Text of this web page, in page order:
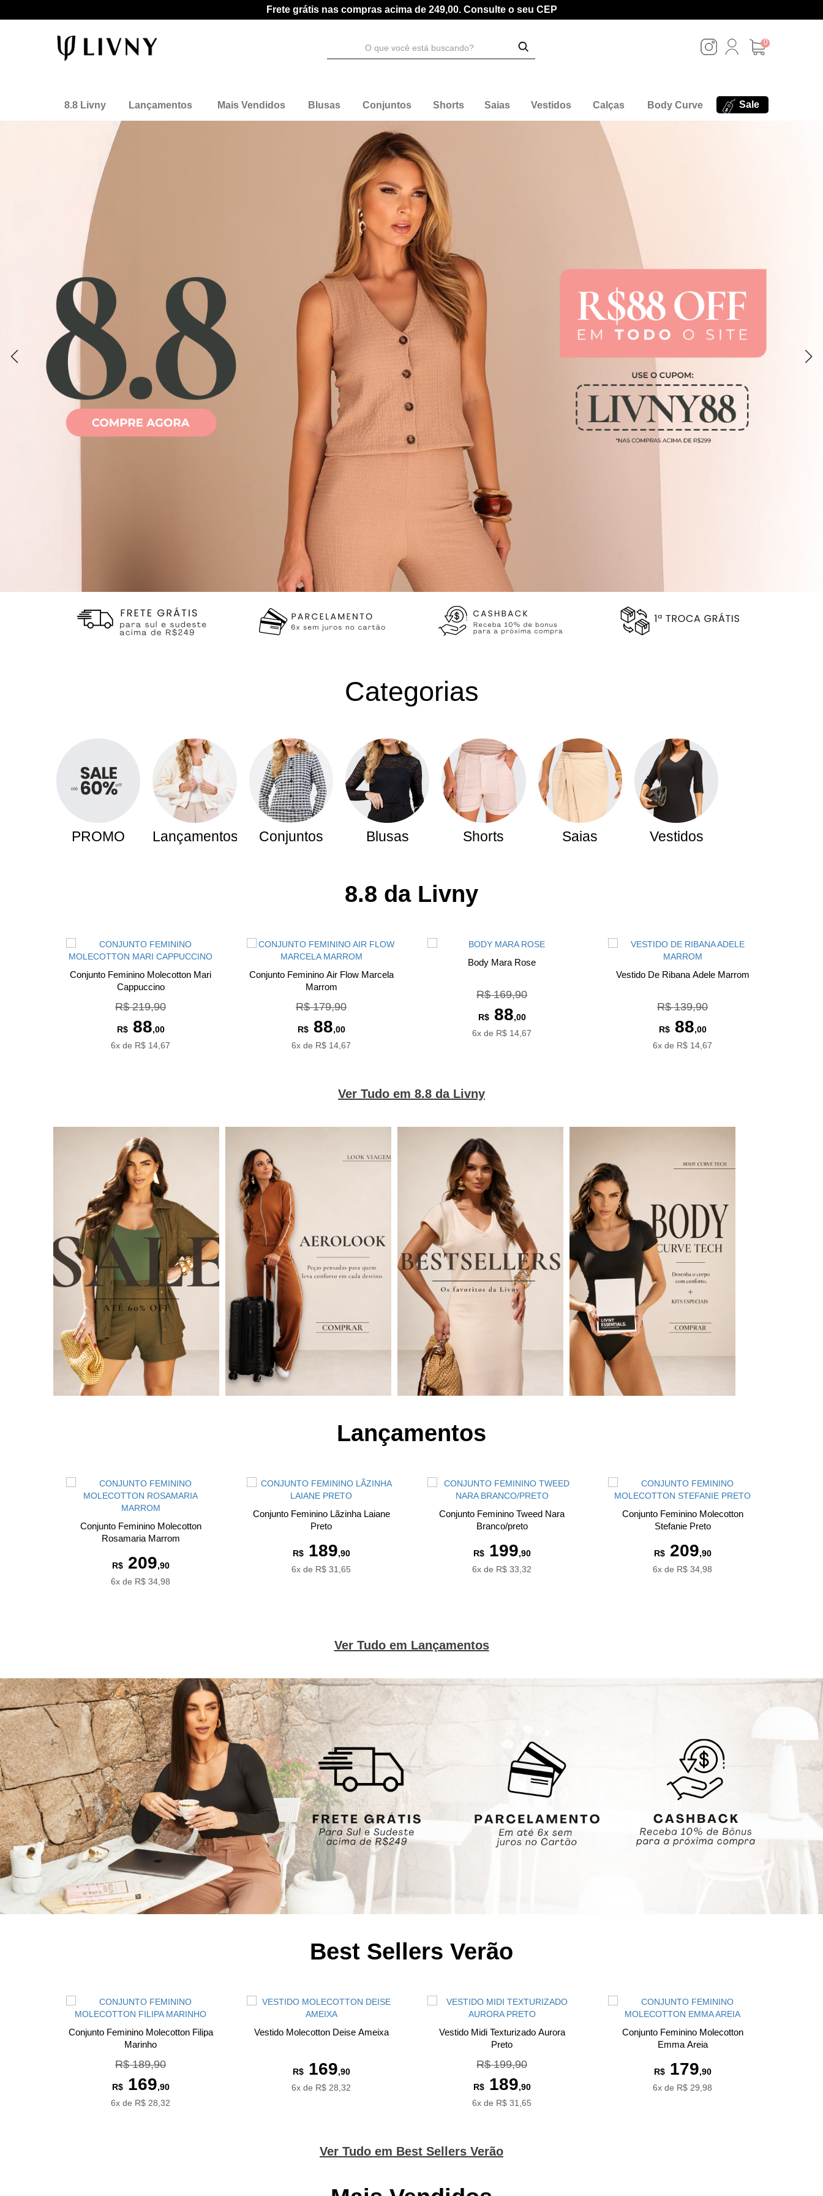
Frete grátis nas compras acima de 249,00. Consulte o seu CEP
0
8.8 Livny Lançamentos Mais Vendidos Blusas Conjuntos Shorts Saias Vestidos Calças Body Curve Sale
Categorias
PROMO Lançamentos Conjuntos Blusas Shorts Saias Vestidos
8.8 da Livny
Conjunto Feminino Molecotton Mari
Cappuccino
R$ 219,90
R$88,00
6x de R$ 14,67
Conjunto Feminino Air Flow Marcela
Marrom
R$ 179,90
R$88,00
6x de R$ 14,67
Body Mara Rose
R$ 169,90
R$88,00
6x de R$ 14,67
Vestido De Ribana Adele Marrom
R$ 139,90
R$88,00
6x de R$ 14,67
Ver Tudo em 8.8 da Livny
Lançamentos
Conjunto Feminino Molecotton
Rosamaria Marrom
R$209,90
6x de R$ 34,98
Conjunto Feminino Lãzinha Laiane
Preto
R$189,90
6x de R$ 31,65
Conjunto Feminino Tweed Nara
Branco/preto
R$199,90
6x de R$ 33,32
Conjunto Feminino Molecotton
Stefanie Preto
R$209,90
6x de R$ 34,98
Ver Tudo em Lançamentos
Best Sellers Verão
Conjunto Feminino Molecotton Filipa
Marinho
R$ 189,90
R$169,90
6x de R$ 28,32
Vestido Molecotton Deise Ameixa
R$169,90
6x de R$ 28,32
Vestido Midi Texturizado Aurora
Preto
R$ 199,90
R$189,90
6x de R$ 31,65
Conjunto Feminino Molecotton
Emma Areia
R$179,90
6x de R$ 29,98
Ver Tudo em Best Sellers Verão